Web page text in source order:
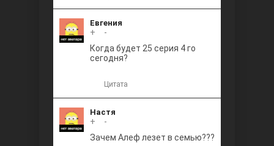
Евгения
+
-
Когда будет 25 серия 4 го
сегодня?
Цитата
Настя
+
-
Зачем Алеф лезет в семью???